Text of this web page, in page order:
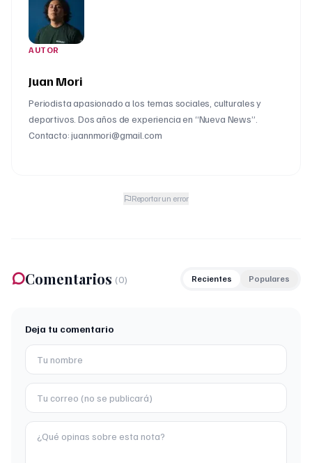
AUTOR
Juan Mori
Periodista apasionado a los temas sociales, culturales y
deportivos. Dos años de experiencia en “Nueva News”.
Contacto: juannmori@gmail.com
Reportar un error
Comentarios (0) Recientes Populares
Deja tu comentario